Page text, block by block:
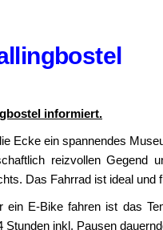
informiert.
Ecke ein spannendes
reizvollen Gegend
Das Fahrrad ist ideal und
ein E-Bike fahren ist das
inkl. Pausen